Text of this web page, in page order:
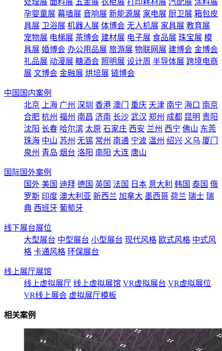
处理展 面料展 五金展 衣柜展 打印耗材展 汽配展 涂料展
孕婴童展 幕墙展 音响展 新能源展 家电展 厨卫展 箱包皮
具展 卫浴展 机器人展 体博会 无人机展 家具展 教育展
宠物展 电梯展 茶博会 建材展 电子展 食品展 珠宝展 模
具展 婚博会 办公用品展 旅游展 物联网展 建博会 金博会
礼品展 动漫展 糖酒会 照明展 设计周 半导体展 跨境电商
展 文博会 金融展 烘培展 链博会
中国国内案例
北京
上海 广州 深圳 香港 澳门 重庆 天津 南宁 海口 南京
合肥 杭州 福州 南昌 济南 长沙 武汉 郑州 成都 昆明 贵阳
沈阳 长春 哈尔滨 太原 石家庄 西安 兰州 西宁 佛山 东莞
珠海 中山 苏州 无锡 常州 南通 宁波 温州 绍兴 义乌 厦门
泉州 青岛 烟台 洛阳 南阳 大连 唐山
国际国外案例
国外 美国 迪拜 德国 英国 法国 日本 意大利 韩国 泰国 俄
罗斯 印度 澳大利亚 新西兰 加拿大 墨西哥 荷兰 瑞士 瑞
典 西班牙 葡萄牙
线下展台展位
大型展台 中型展台 小型展台 现代风格 欧式风格 中式风
格 卡通风格 环保展台
线上展厅展馆
线上虚拟展厅 线上虚拟展馆 VR虚拟展台 VR虚拟展位
VR线上展会 虚拟展厅模板
相关案例